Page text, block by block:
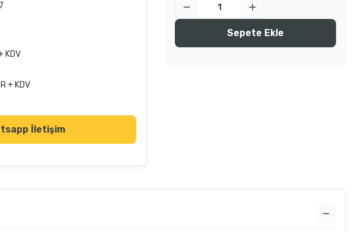
KDV
+ KDV
İletişim
Sepete Ekle